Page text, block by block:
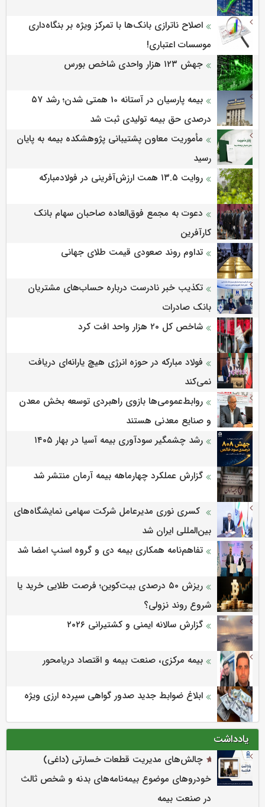
اصلاح ناترازی بانک‌ها با تمرکز ویژه بر بنگاه‌داری
موسسات اعتباری!
جهش ۱۲۳ هزار واحدی شاخص بورس
بیمه پارسیان در آستانه 10 همتی شدن؛ رشد ۵۷
درصدی حق بیمه تولیدی ثبت شد
مأموریت معاون پشتیبانی پژوهشكده بیمه به پایان
رسید
روایت ۱۳.۵ همت ارزش‌آفرینی در فولادمبارکه
دعوت به مجمع فوق‌العاده صاحبان سهام بانک
کارآفرین
تداوم روند صعودی قیمت طلای جهانی
تکذیب خبر نادرست درباره حساب‌های مشتریان
بانک صادرات
شاخص کل ۲۰ هزار واحد افت کرد
فولاد مبارکه در حوزه انرژی هیچ یارانه‌ای دریافت
نمی‌کند
روابط‌‌عمومی‌ها بازوی راهبردی توسعه بخش معدن
و صنایع معدنی هستند
رشد چشمگیر سودآوری بیمه آسیا در بهار ۱۴۰۵
گزارش عملکرد چهارماهه بیمه آرمان منتشر شد
کسری نوری مدیرعامل شرکت سهامی نمایشگاه‌های
بین‌المللی ایران شد
تفاهم‌نامه همکاری بیمه دی و گروه اسنپ امضا شد
ریزش ۵۰ درصدی بیت‌کوین؛ فرصت طلایی خرید یا
شروع روند نزولی؟
گزارش سالانه ایمنی و كشتیرانی ۲۰۲۶
بیمه مرکزی، صنعت بیمه و اقتصاد دریامحور
ابلاغ ضوابط جدید صدور گواهی سپرده ارزی ویژه
یادداشت
چالش‌های مدیریت قطعات خسارتی (داغی)
خودروهای موضوع بیمه‌نامه‌های بدنه و شخص ثالث
در صنعت بیمه